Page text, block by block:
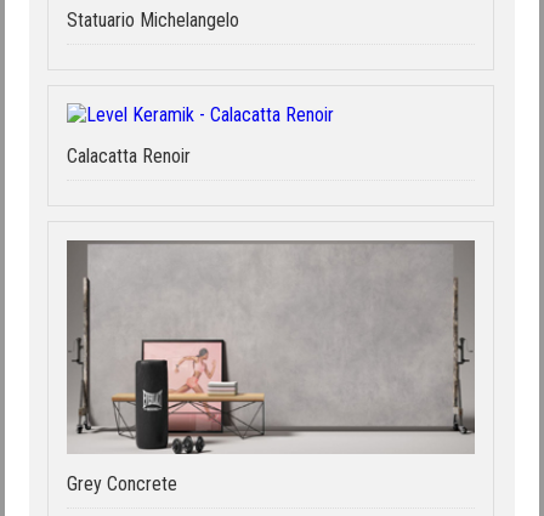
Statuario Michelangelo
Calacatta Renoir
Grey Concrete